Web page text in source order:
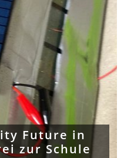
Future in
zur Schule